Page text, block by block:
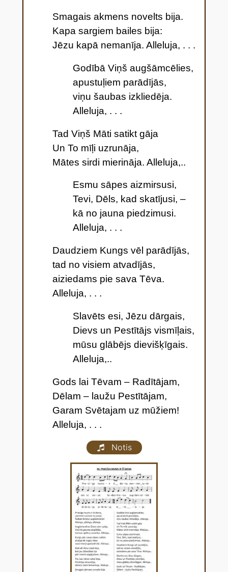
Smagais akmens novelts bija.
Kapa sargiem bailes bija:
Jēzu kapā nemanīja. Alleluja, . . .
Godībā Viņš augšāmcēlies,
apustuļiem parādījās,
viņu šaubas izkliedēja.
Alleluja, . . .
Tad Viņš Māti satikt gāja
Un To mīļi uzrunāja,
Mātes sirdi mierināja. Alleluja,..
Esmu sāpes aizmirsusi,
Tevi, Dēls, kad skatījusi, –
kā no jauna piedzimusi.
Alleluja, . . .
Daudziem Kungs vēl parādījās,
tad no visiem atvadījās,
aiziedams pie sava Tēva.
Alleluja, . . .
Slavēts esi, Jēzu dārgais,
Dievs un Pestītājs vismīļais,
mūsu glābējs dievišķīgais.
Alleluja,..
Gods lai Tēvam – Radītājam,
Dēlam – laužu Pestītājam,
Garam Svētajam uz mūžiem!
Alleluja, . . .
Notis